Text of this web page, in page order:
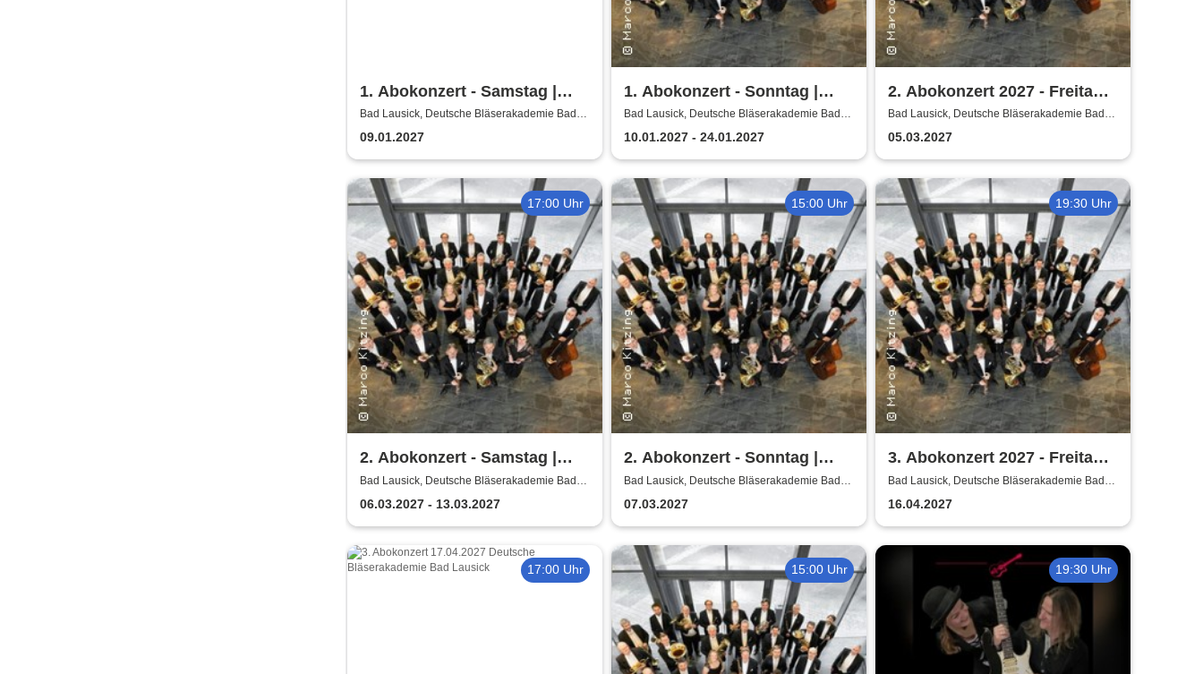
1. Abokonzert - Samstag |
Sächsische
Bläserphilharmonie
Bad Lausick, Deutsche Bläserakademie Bad
Lausick
09.01.2027
1. Abokonzert - Sonntag |
Sächsische
Bläserphilharmonie
Bad Lausick, Deutsche Bläserakademie Bad
Lausick
10.01.2027 - 24.01.2027
2. Abokonzert 2027 - Freitag |
Sächsische
Bläserphilharmonie
Bad Lausick, Deutsche Bläserakademie Bad
Lausick
05.03.2027
17:00 Uhr
2. Abokonzert - Samstag |
Sächsische
Bläserphilharmonie
Bad Lausick, Deutsche Bläserakademie Bad
06.03.2027 - 13.03.2027
15:00 Uhr
2. Abokonzert - Sonntag |
Sächsische
Bläserphilharmonie
Bad Lausick, Deutsche Bläserakademie Bad
07.03.2027
19:30 Uhr
3. Abokonzert 2027 - Freitag |
Sächsische
Bläserphilharmonie
Bad Lausick, Deutsche Bläserakademie Bad
16.04.2027
17:00 Uhr 15:00 Uhr 19:30 Uhr